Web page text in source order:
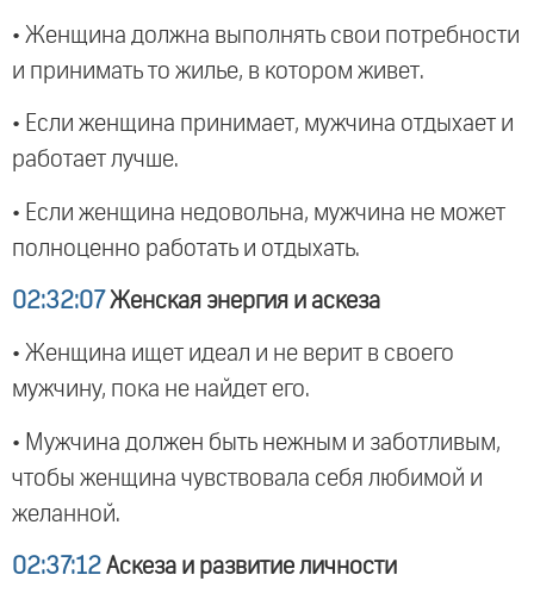
• Женщина должна выполнять свои потребности
и принимать то жилье, в котором живет.
• Если женщина принимает, мужчина отдыхает и
работает лучше.
• Если женщина недовольна, мужчина не может
полноценно работать и отдыхать.
02:32:07 Женская энергия и аскеза
• Женщина ищет идеал и не верит в своего
мужчину, пока не найдет его.
• Мужчина должен быть нежным и заботливым,
чтобы женщина чувствовала себя любимой и
желанной.
02:37:12 Аскеза и развитие личности